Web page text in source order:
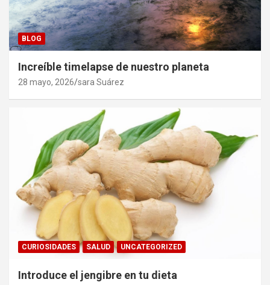
BLOG
Increíble timelapse de nuestro planeta
28 mayo, 2026 sara Suárez
CURIOSIDADES SALUD UNCATEGORIZED
Introduce el jengibre en tu dieta